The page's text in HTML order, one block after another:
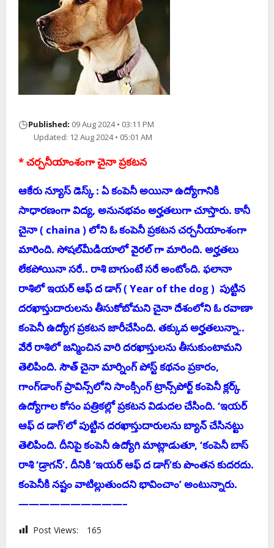
◷Published: 09 Aug 2024 • 03:11 PM
Updated: 12 Aug 2024 • 05:01 AM
* చ‌ర్చ‌నీయాంశంగా చైనా ప్ర‌క‌ట‌న‌
ఆకేరు న్యూస్ డెస్క్ : ఏ కంపెనీ అయినా ఉద్యోగానికి
సాధార‌ణంగా విద్య‌, అనున‌భ‌వం అర్హ‌త‌లుగా చూస్తారు. కానీ
చైనా ( chaina ) లోని ఓ కంపెనీ ప్ర‌క‌ట‌న చ‌ర్చ‌నీయాంశంగా
మారింది. సోష‌ల్‌మీడియాలో వైర‌ల్ గా మారింది. అర్హ‌తలు
లేక‌పోయినా స‌రే.. రాశి బాగుంటే స‌రే అంటోంది. ఫలానా
రాశిలో ఇయర్‌ ఆఫ్‌ ద డాగ్‌ ( Year of the dog ) పుట్టిన
దరఖాస్తుదారులను తీసుకోబోమని చైనా దేశంలోని ఓ రవాణా
కంపెనీ ఉద్యోగ ప్రకటన జారీచేసింది. తక్కువ అర్హతలున్నా..
వేరే రాశిలో జన్మించిన వారి దరఖాస్తులను తీసుకుంటామని
తెలిపింది. సౌత్‌ చైనా మార్నింగ్‌ పోస్ట్‌ కథనం ప్రకారం,
గాంగ్‌డాంగ్‌ ప్రావిన్స్‌లోని సాంక్సింగ్‌ ట్రాన్స్‌పోర్ట్‌ కంపెనీ క్లర్క్‌
ఉద్యోగాల కోసం పత్రికల్లో ప్రకటన విడుదల చేసింది. ‘ఇయర్‌
ఆఫ్‌ ద డాగ్‌’లో పుట్టిన దరఖాస్తుదారులను బ్యాన్‌ చేసినట్టు
తెలిపింది. దీనిపై కంపెనీ ఉద్యోగి మాట్లాడుతూ, ‘కంపెనీ బాస్‌
రాశి ‘డ్రాగన్‌’. దీనికి ‘ఇయర్‌ ఆఫ్‌ ద డాగ్‌’కు పొంతన కుదరదు.
కంపెనీకి నష్టం వాటిల్లుతుందని భావించాం’ అంటున్నారు.
——————————–
Post Views: 165